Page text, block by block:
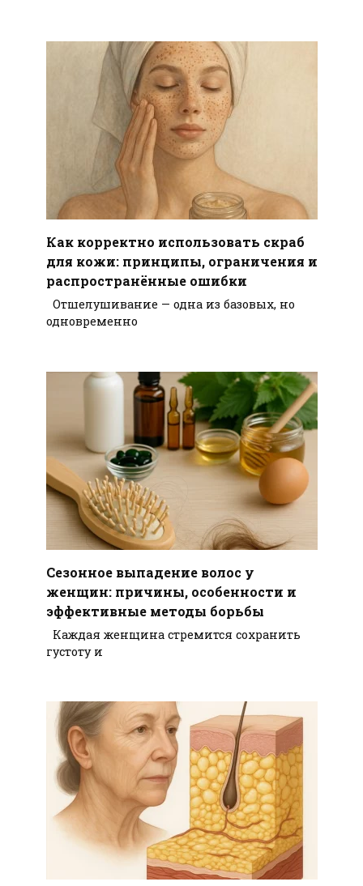
Как корректно использовать скраб
для кожи: принципы, ограничения и
распространённые ошибки
Отшелушивание — одна из базовых, но
одновременно
Сезонное выпадение волос у
женщин: причины, особенности и
эффективные методы борьбы
Каждая женщина стремится сохранить
густоту и